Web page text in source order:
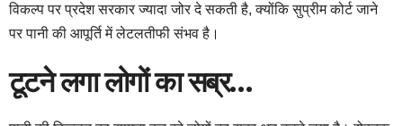
विकल्प पर प्रदेश सरकार ज्यादा जोर दे सकती है, क्योंकि सुप्रीम कोर्ट जाने
पर पानी की आपूर्ति में लेटलतीफी संभव है।
टूटने लगा लोगों का सब्र…